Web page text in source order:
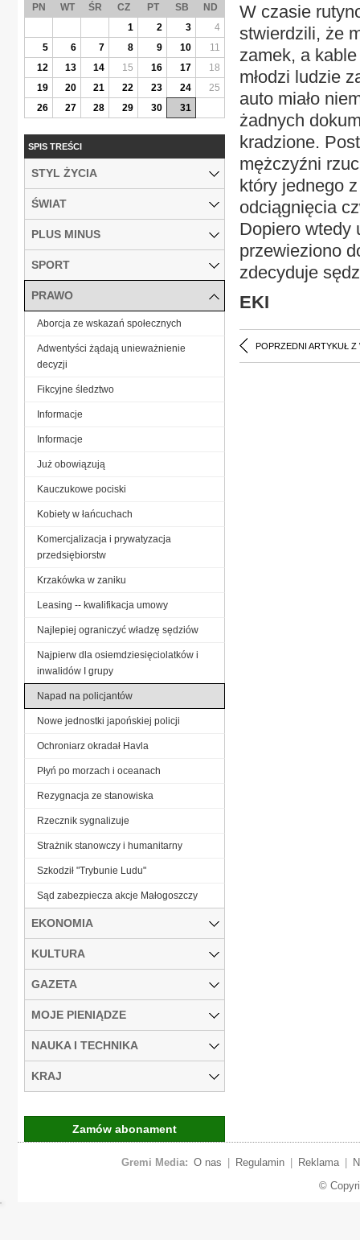
W czasie
stwierdzili, że
zamek, a
młodzi ludzie
auto miało
żadnych
kradzione.
mężczyźni
który jednego
odciągnięcia
Dopiero wtedy
przewieziono
zdecyduje
EKI
POPRZEDNI ARTYKUŁ Z
PN WT ŚR CZ PT SB
ND
1
2 3
4
5
6 7 8 9 10
11
12
13 14 15 16 17
18
19
20 21 22 23 24
25
26
27 28 29 30 31
SPIS TREŚCI
STYL ŻYCIA
ŚWIAT
PLUS MINUS
SPORT
PRAWO
Aborcja ze wskazań społecznych
Adwentyści żądają unieważnienie
decyzji
Fikcyjne śledztwo
Informacje
Informacje
Już obowiązują
Kauczukowe pociski
Kobiety w łańcuchach
Komercjalizacja i prywatyzacja
przedsiębiorstw
Krzakówka w zaniku
Leasing -- kwalifikacja umowy
Najlepiej ograniczyć władzę sędziów
Najpierw dla osiemdziesięciolatków i
inwalidów I grupy
Napad na policjantów
Nowe jednostki japońskiej policji
Ochroniarz okradał Havla
Płyń po morzach i oceanach
Rezygnacja ze stanowiska
Rzecznik sygnalizuje
Strażnik stanowczy i humanitarny
Szkodził "Trybunie Ludu"
Sąd zabezpiecza akcje Małogoszczy
EKONOMIA
KULTURA
GAZETA
MOJE PIENIĄDZE
NAUKA I TECHNIKA
KRAJ
Zamów abonament
Gremi Media: O nas Regulamin Reklama
©